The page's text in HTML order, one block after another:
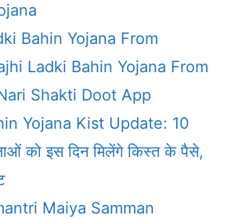
Bahin Yojana From
Ladki Bahin Yojana From
Shakti Doot App
Yojana Kist Update: 10
को इस दिन मिलेंगे किस्त के पैसे,
Maiya Samman